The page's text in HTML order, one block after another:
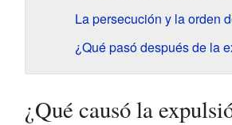
La persecución y la orden
¿Qué pasó después de la
¿Qué causó la